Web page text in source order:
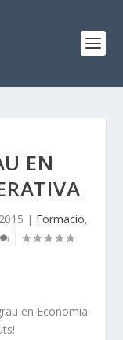
EN
| Formació,
|
en Economia